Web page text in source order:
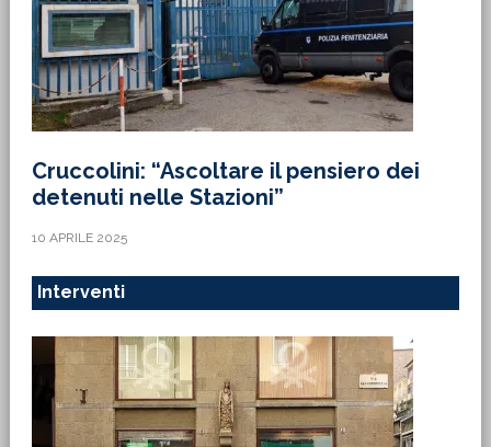
Cruccolini: “Ascoltare il pensiero dei
detenuti nelle Stazioni”
10 APRILE 2025
Interventi